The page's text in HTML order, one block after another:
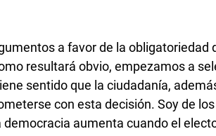
a favor de la obligatoriedad
resultará obvio, empezamos a
sentido que la ciudadanía,
con esta decisión. Soy de
democracia aumenta cuando el